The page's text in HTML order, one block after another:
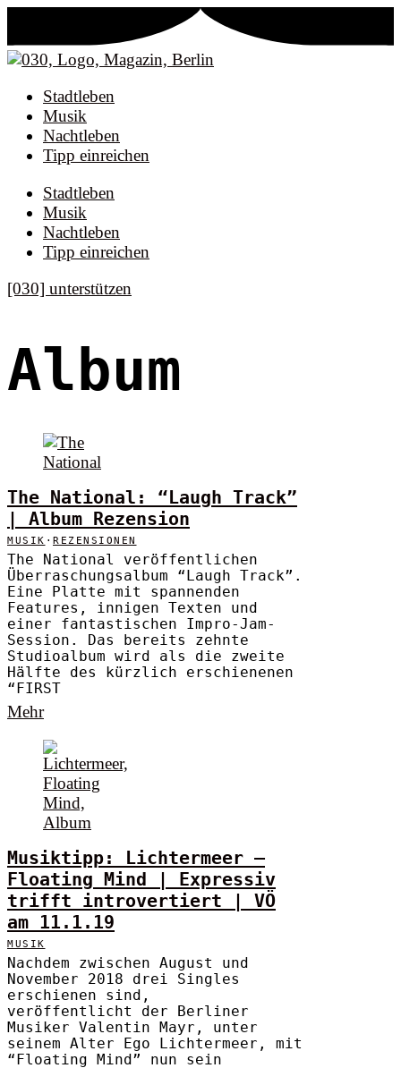
Stadtleben
Musik
Nachtleben
Tipp einreichen
Stadtleben
Musik
Nachtleben
Tipp einreichen
[030] unterstützen
Album
The National: “Laugh Track”
| Album Rezension
MUSIK · REZENSIONEN
The National veröffentlichen
Überraschungsalbum “Laugh Track”.
Eine Platte mit spannenden
Features, innigen Texten und
einer fantastischen Impro-Jam-
Session. Das bereits zehnte
Studioalbum wird als die zweite
Hälfte des kürzlich erschienenen
“FIRST
Mehr
Musiktipp: Lichtermeer –
Floating Mind | Expressiv
trifft introvertiert | VÖ
am 11.1.19
MUSIK
Nachdem zwischen August und
November 2018 drei Singles
erschienen sind,
veröffentlicht der Berliner
Musiker Valentin Mayr, unter
seinem Alter Ego Lichtermeer, mit
“Floating Mind” nun sein